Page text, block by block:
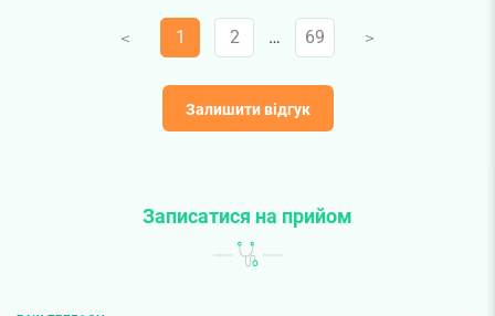
вам почуватися впевнено під час кожного візиту.
Бажаємо вам міцного здоров'я!
V 1 2 … 69 V
Залишити відгук
Записатися на прийом